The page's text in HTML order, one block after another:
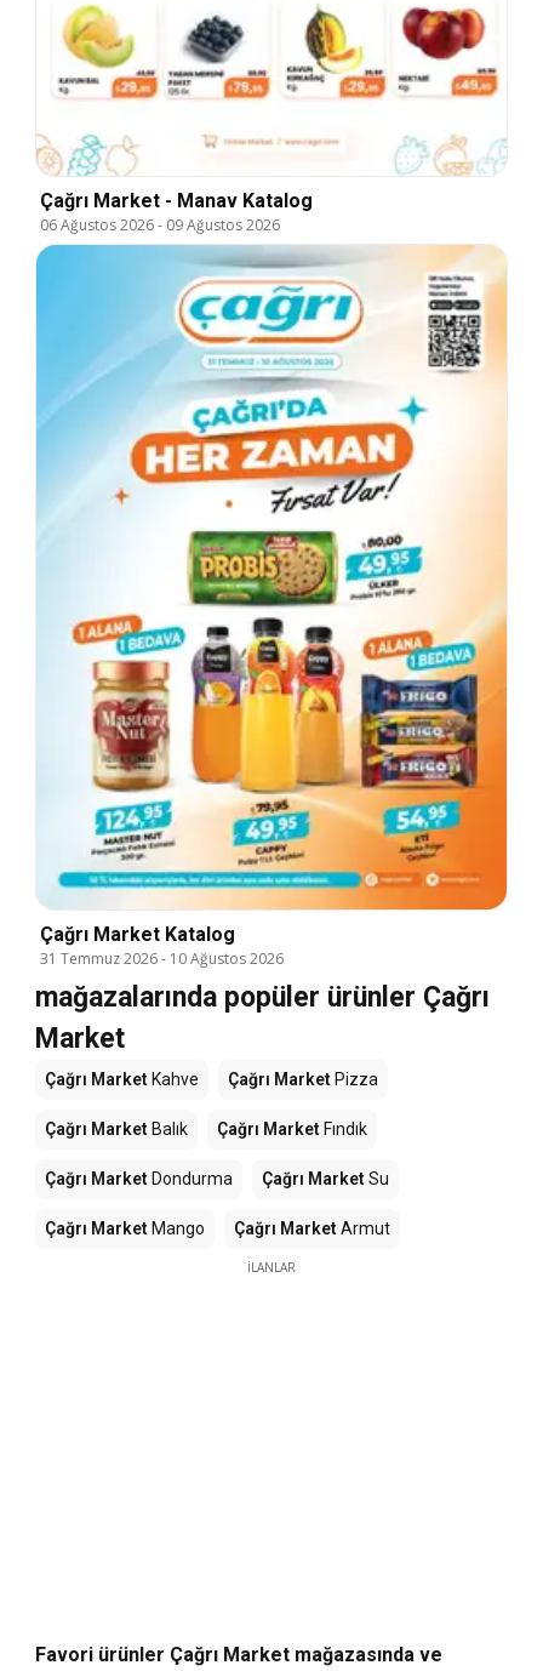
Çağrı Market - Manav Katalog
06 Ağustos 2026- 09 Ağustos 2026
Çağrı Market Katalog
31 Temmuz 2026- 10 Ağustos 2026
mağazalarında popüler ürünler Çağrı
Market
Çağrı Market Kahve Çağrı Market Pizza
Çağrı Market Balık Çağrı Market Fındık
Çağrı Market Dondurma Çağrı MarketSu
Çağrı Market Mango Çağrı MarketArmut
İLANLAR
Favori ürünler Çağrı Market mağazasında ve